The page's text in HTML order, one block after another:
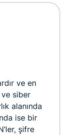
ve en
siber
alanında
ise bir
şifre